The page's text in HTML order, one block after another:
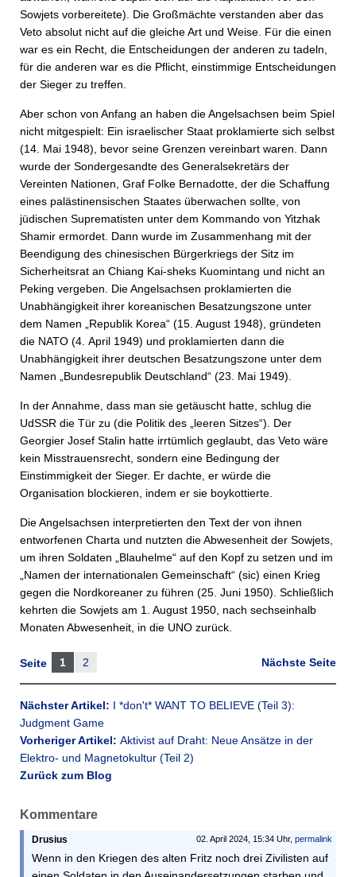
Sowjets vorbereitete). Die Großmächte verstanden aber das
Veto absolut nicht auf die gleiche Art und Weise. Für die einen
war es ein Recht, die Entscheidungen der anderen zu tadeln,
für die anderen war es die Pflicht, einstimmige Entscheidungen
der Sieger zu treffen.
Aber schon von Anfang an haben die Angelsachsen beim Spiel
nicht mitgespielt: Ein israelischer Staat proklamierte sich selbst
(14. Mai 1948), bevor seine Grenzen vereinbart waren. Dann
wurde der Sondergesandte des Generalsekretärs der
Vereinten Nationen, Graf Folke Bernadotte, der die Schaffung
eines palästinensischen Staates überwachen sollte, von
jüdischen Suprematisten unter dem Kommando von Yitzhak
Shamir ermordet. Dann wurde im Zusammenhang mit der
Beendigung des chinesischen Bürgerkriegs der Sitz im
Sicherheitsrat an Chiang Kai-sheks Kuomintang und nicht an
Peking vergeben. Die Angelsachsen proklamierten die
Unabhängigkeit ihrer koreanischen Besatzungszone unter
dem Namen „Republik Korea“ (15. August 1948), gründeten
die NATO (4. April 1949) und proklamierten dann die
Unabhängigkeit ihrer deutschen Besatzungszone unter dem
Namen „Bundesrepublik Deutschland“ (23. Mai 1949).
In der Annahme, dass man sie getäuscht hatte, schlug die
UdSSR die Tür zu (die Politik des „leeren Sitzes“). Der
Georgier Josef Stalin hatte irrtümlich geglaubt, das Veto wäre
kein Misstrauensrecht, sondern eine Bedingung der
Einstimmigkeit der Sieger. Er dachte, er würde die
Organisation blockieren, indem er sie boykottierte.
Die Angelsachsen interpretierten den Text der von ihnen
entworfenen Charta und nutzten die Abwesenheit der Sowjets,
um ihren Soldaten „Blauhelme“ auf den Kopf zu setzen und im
„Namen der internationalen Gemeinschaft“ (sic) einen Krieg
gegen die Nordkoreaner zu führen (25. Juni 1950). Schließlich
kehrten die Sowjets am 1. August 1950, nach sechseinhalb
Monaten Abwesenheit, in die UNO zurück.
Nächste Seite
Seite 1 2
Nächster Artikel: I *don't* WANT TO BELIEVE (Teil 3):
Judgment Game
Vorheriger Artikel: Aktivist auf Draht: Neue Ansätze in der
Elektro- und Magnetokultur (Teil 2)
Zurück zum Blog
Kommentare
02. April 2024, 15:34 Uhr, permalink
Drusius
Wenn in den Kriegen des alten Fritz noch drei Zivilisten auf